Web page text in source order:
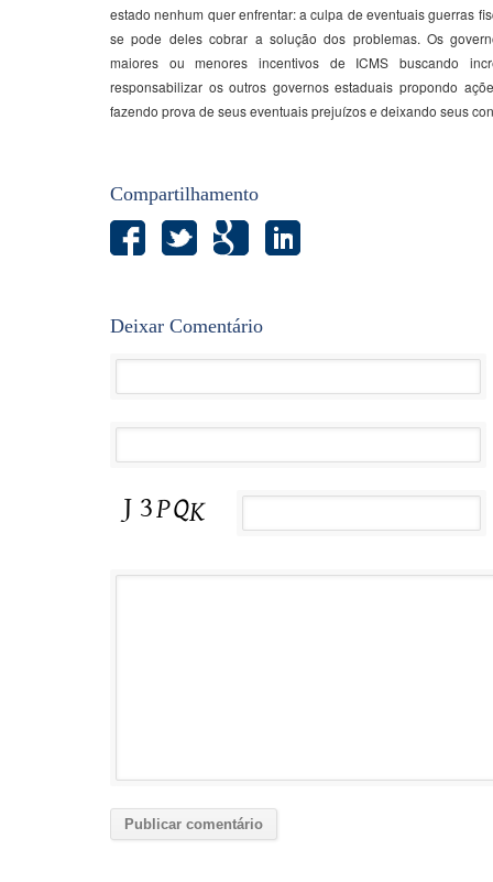
estado nenhum quer enfrentar: a culpa de eventuais guerras
se pode deles cobrar a solução dos problemas. Os
maiores ou menores incentivos de ICMS buscando
responsabilizar os outros governos estaduais propondo
fazendo prova de seus eventuais prejuízos e deixando seus
Compartilhamento
Deixar Comentário